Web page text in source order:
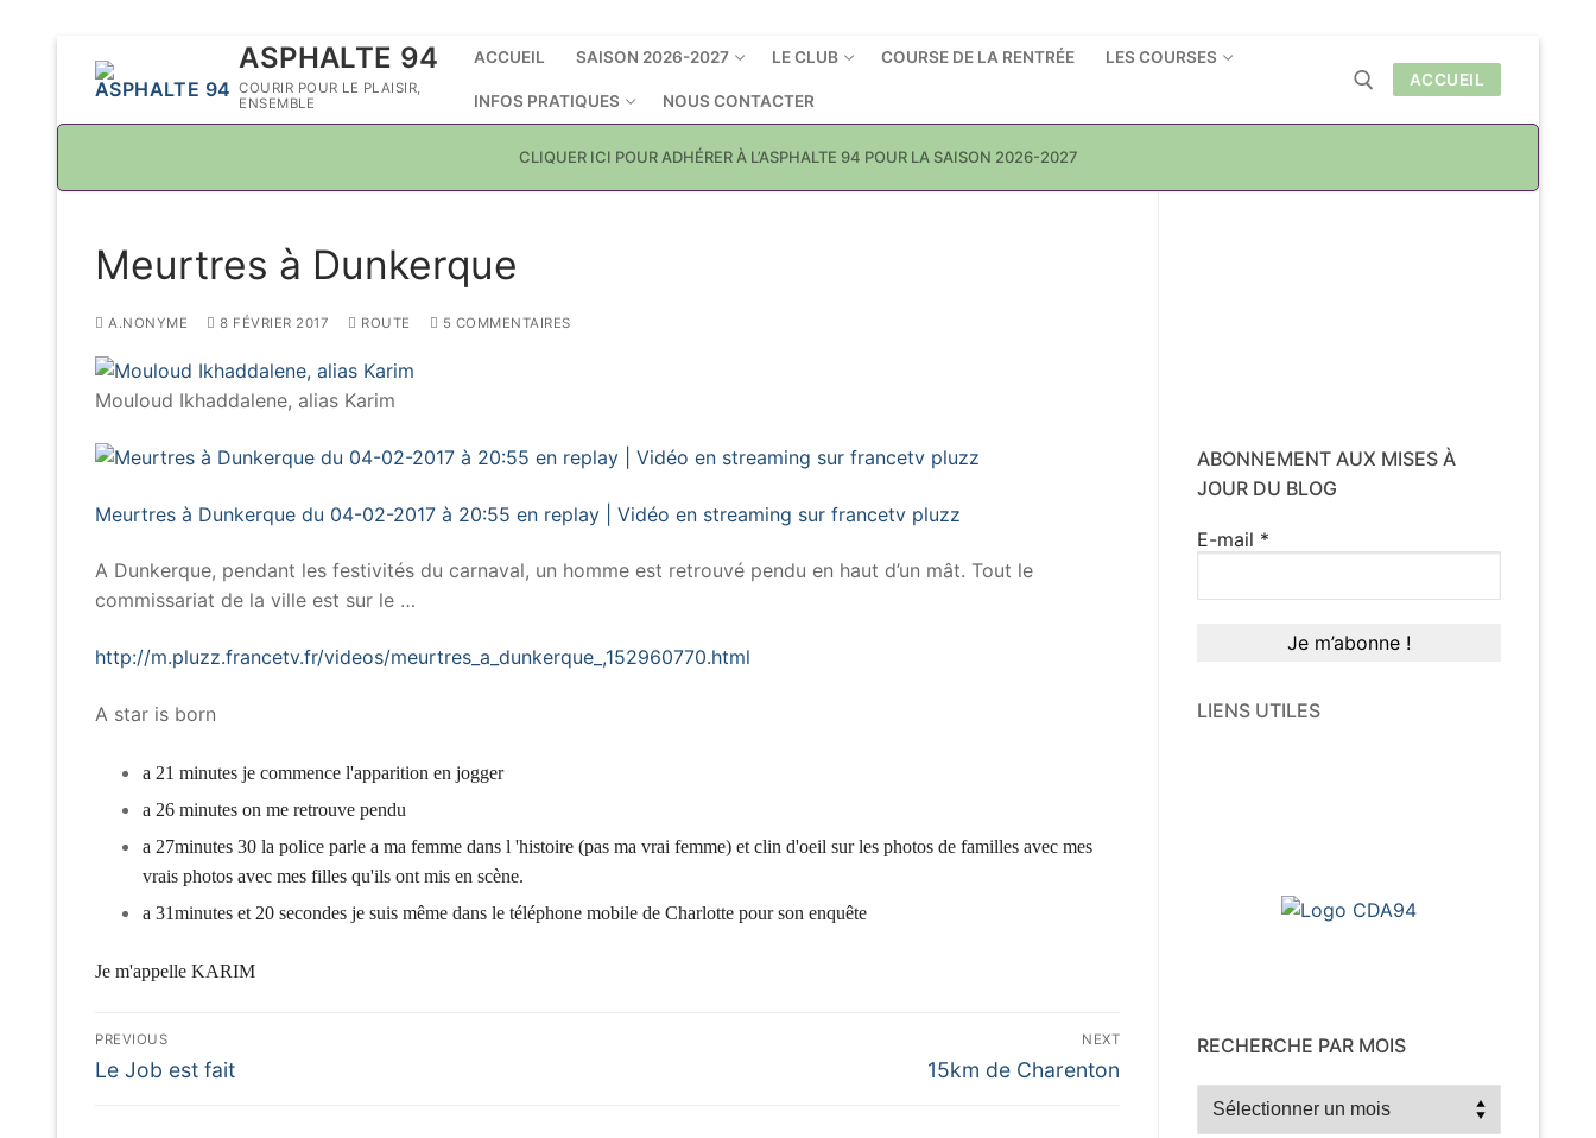
ASPHALTE 94
COURIR POUR LE PLAISIR,
ENSEMBLE
ACCUEIL SAISON 2026-2027 LE CLUB COURSE DE LA RENTRÉE LES COURSES
INFOS PRATIQUES NOUS CONTACTER
ACCUEIL
CLIQUER ICI POUR ADHÉRER À L’ASPHALTE 94 POUR LA SAISON 2026-2027
Meurtres à Dunkerque
A.NONYME 8 FÉVRIER 2017 ROUTE 5 COMMENTAIRES
Mouloud Ikhaddalene, alias Karim
Meurtres à Dunkerque du 04-02-2017 à 20:55 en replay | Vidéo en streaming sur francetv pluzz
A Dunkerque, pendant les festivités du carnaval, un homme est retrouvé pendu en haut d’un mât. Tout le
commissariat de la ville est sur le …
http://m.pluzz.francetv.fr/videos/meurtres_a_dunkerque_,152960770.html
A star is born
a 21 minutes je commence l'apparition en jogger
a 26 minutes on me retrouve pendu
a 27minutes 30 la police parle a ma femme dans l 'histoire (pas ma vrai femme) et clin d'oeil sur les photos de familles avec mes
vrais photos avec mes filles qu'ils ont mis en scène.
a 31minutes et 20 secondes je suis même dans le téléphone mobile de Charlotte pour son enquête
Je m'appelle KARIM
Navigation
de
PREVIOUS
Previous
Le Job est fait
NEXT
Next
15km de Charenton
ABONNEMENT AUX MISES À
JOUR DU BLOG
E-mail *
LIENS UTILES
RECHERCHE PAR MOIS
Recherche